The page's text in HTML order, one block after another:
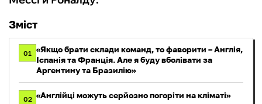
Зміст
01 «Якщо брати склади команд, то фаворити – Англія,
Іспанія та Франція. Але я буду вболівати за
Аргентину та Бразилію»
02 «Англійці можуть серйозно погоріти на кліматі»